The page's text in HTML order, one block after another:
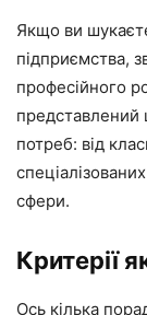
Якщо ви
підприємства,
професійного
представлений
потреб: від
сфери.
Критерії
Ось кілька